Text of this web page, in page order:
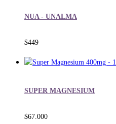
NUA - UNALMA
$449
SUPER MAGNESIUM
$67.000